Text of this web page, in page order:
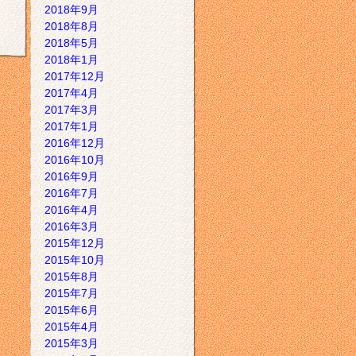
2018年9月
2018年8月
2018年5月
2018年1月
2017年12月
2017年4月
2017年3月
2017年1月
2016年12月
2016年10月
2016年9月
2016年7月
2016年4月
2016年3月
2015年12月
2015年10月
2015年8月
2015年7月
2015年6月
2015年4月
2015年3月